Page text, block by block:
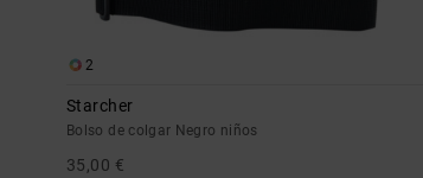
2
Starcher
Bolso de colgar Negro niños
35,00 €